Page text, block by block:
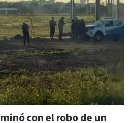
con el robo de un